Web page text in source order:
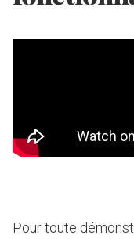
Pour toute